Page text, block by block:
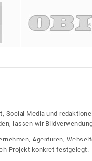
Social Media und
lassen wir
Agenturen,
Projekt konkret festgelegt.